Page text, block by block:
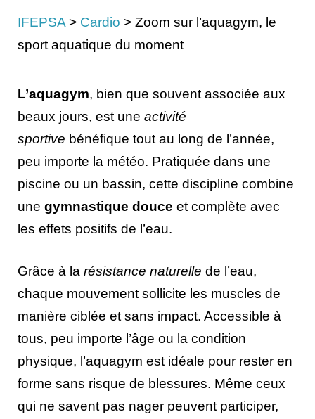
IFEPSA > Cardio > Zoom sur l’aquagym, le
sport aquatique du moment
L’aquagym, bien que souvent associée aux
beaux jours, est une activité
sportive bénéfique tout au long de l’année,
peu importe la météo. Pratiquée dans une
piscine ou un bassin, cette discipline combine
une gymnastique douce et complète avec
les effets positifs de l’eau.
Grâce à la résistance naturelle de l’eau,
chaque mouvement sollicite les muscles de
manière ciblée et sans impact. Accessible à
tous, peu importe l’âge ou la condition
physique, l’aquagym est idéale pour rester en
forme sans risque de blessures. Même ceux
qui ne savent pas nager peuvent participer,